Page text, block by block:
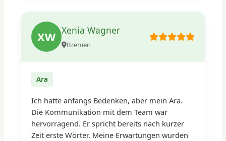
XW Xenia Wagner
Bremen
Ara
Ich hatte anfangs Bedenken, aber mein Ara.
Die Kommunikation mit dem Team war
hervorragend. Er spricht bereits nach kurzer
Zeit erste Wörter. Meine Erwartungen wurden